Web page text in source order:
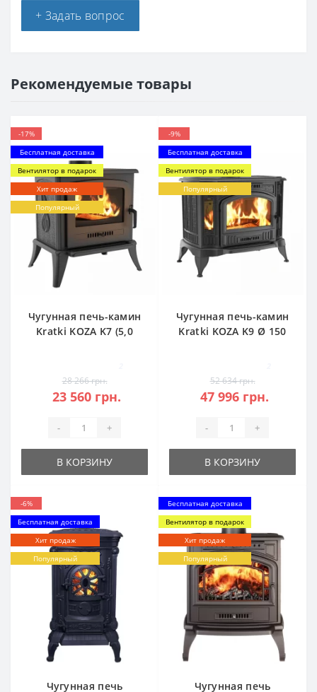
+ Задать вопрос
Рекомендуемые товары
-17%
Бесплатная доставка
Вентилятор в подарок
Хит продаж
Популярный
Чугунная печь-камин
Kratki KOZA K7 (5,0
28 266 грн.
23 560 грн.
- +
В КОРЗИНУ
-9%
Бесплатная доставка
Вентилятор в подарок
Популярный
Чугунная печь-камин
Kratki KOZA K9 Ø 150
52 634 грн.
47 996 грн.
- +
В КОРЗИНУ
-6%
Бесплатная доставка
Хит продаж
Популярный
Чугунная печь
Бесплатная доставка
Вентилятор в подарок
Хит продаж
Популярный
Чугунная печь